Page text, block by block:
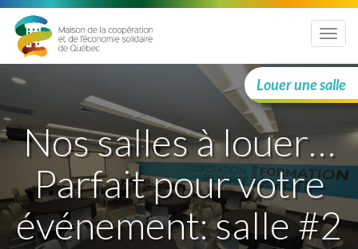
Menu
Louer une salle
Nos salles à louer…
Parfait pour votre
événement: salle #2